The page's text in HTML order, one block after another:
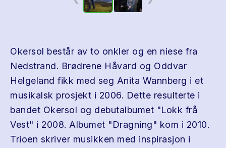
Okersol består av to onkler og en niese fra
Nedstrand. Brødrene Håvard og Oddvar
Helgeland fikk med seg Anita Wannberg i et
musikalsk prosjekt i 2006. Dette resulterte i
bandet Okersol og debutalbumet "Lokk frå
Vest" i 2008. Albumet "Dragning" kom i 2010.
Trioen skriver musikken med inspirasjon i